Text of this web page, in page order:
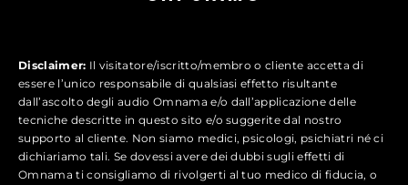
Disclaimer: Il visitatore/iscritto/membro o cliente accetta di
essere l’unico responsabile di qualsiasi effetto risultante
dall’ascolto degli audio Omnama e/o dall’applicazione delle
tecniche descritte in questo sito e/o suggerite dal nostro
supporto al cliente. Non siamo medici, psicologi, psichiatri né ci
dichiariamo tali. Se dovessi avere dei dubbi sugli effetti di
Omnama ti consigliamo di rivolgerti al tuo medico di fiducia, o